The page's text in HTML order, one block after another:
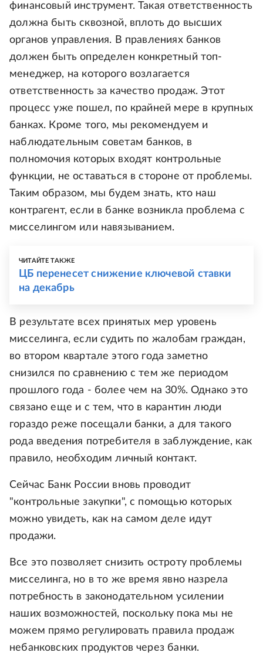
финансовый инструмент. Такая ответственность
должна быть сквозной, вплоть до высших
органов управления. В правлениях банков
должен быть определен конкретный топ-
менеджер, на которого возлагается
ответственность за качество продаж. Этот
процесс уже пошел, по крайней мере в крупных
банках. Кроме того, мы рекомендуем и
наблюдательным советам банков, в
полномочия которых входят контрольные
функции, не оставаться в стороне от проблемы.
Таким образом, мы будем знать, кто наш
контрагент, если в банке возникла проблема с
мисселингом или навязыванием.
ЧИТАЙТЕ ТАКЖЕ
ЦБ перенесет снижение ключевой ставки
на декабрь
В результате всех принятых мер уровень
мисселинга, если судить по жалобам граждан,
во втором квартале этого года заметно
снизился по сравнению с тем же периодом
прошлого года - более чем на 30%. Однако это
связано еще и с тем, что в карантин люди
гораздо реже посещали банки, а для такого
рода введения потребителя в заблуждение, как
правило, необходим личный контакт.
Сейчас Банк России вновь проводит
"контрольные закупки", с помощью которых
можно увидеть, как на самом деле идут
продажи.
Все это позволяет снизить остроту проблемы
мисселинга, но в то же время явно назрела
потребность в законодательном усилении
наших возможностей, поскольку пока мы не
можем прямо регулировать правила продаж
небанковских продуктов через банки.